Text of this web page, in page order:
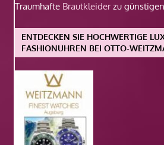
Traumhafte Brautkleiderzu
ENTDECKEN SIE HOCHWERTIGE
FASHIONUHREN BEI OTTO-